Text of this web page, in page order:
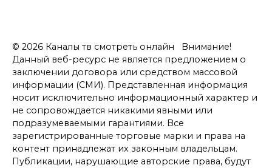
© 2026 Каналы тв смотреть онлайн Внимание!
Данный веб-ресурс не является предложением о
заключении договора или средством массовой
информации (СМИ). Представленная информация
носит исключительно информационный характер и
не сопровождается никакими явными или
подразумеваемыми гарантиями. Все
зарегистрированные торговые марки и права на
контент принадлежат их законным владельцам.
Публикации, нарушающие авторские права, будут